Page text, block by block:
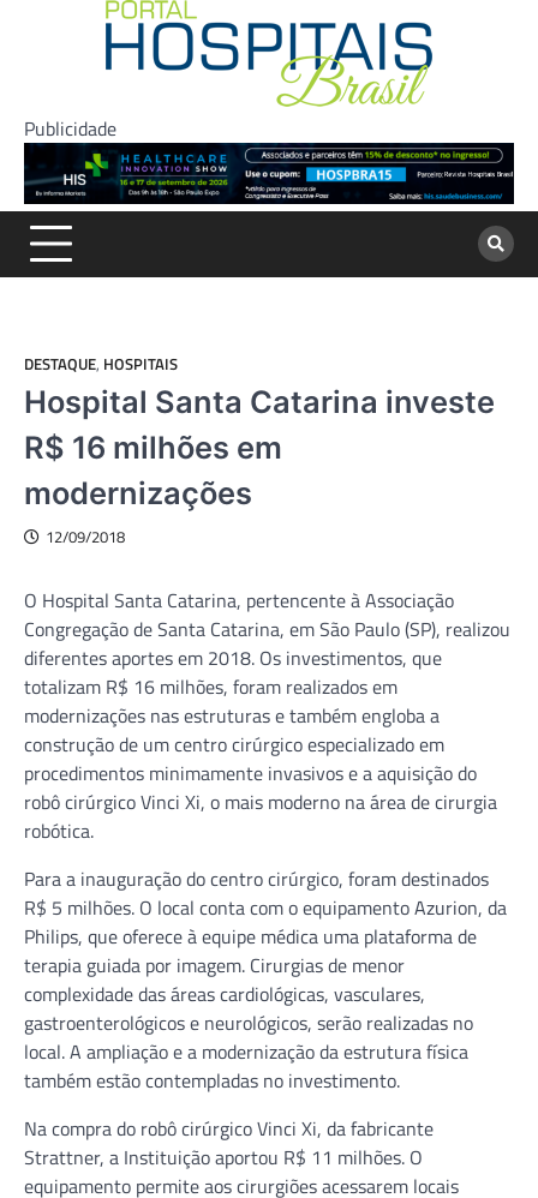
Publicidade
DESTAQUE, HOSPITAIS
Hospital Santa Catarina investe
R$ 16 milhões em
modernizações
12/09/2018
O Hospital Santa Catarina, pertencente à Associação
Congregação de Santa Catarina, em São Paulo (SP), realizou
diferentes aportes em 2018. Os investimentos, que
totalizam R$ 16 milhões, foram realizados em
modernizações nas estruturas e também engloba a
construção de um centro cirúrgico especializado em
procedimentos minimamente invasivos e a aquisição do
robô cirúrgico Vinci Xi, o mais moderno na área de cirurgia
robótica.
Para a inauguração do centro cirúrgico, foram destinados
R$ 5 milhões. O local conta com o equipamento Azurion, da
Philips, que oferece à equipe médica uma plataforma de
terapia guiada por imagem. Cirurgias de menor
complexidade das áreas cardiológicas, vasculares,
gastroenterológicos e neurológicos, serão realizadas no
local. A ampliação e a modernização da estrutura física
também estão contempladas no investimento.
Na compra do robô cirúrgico Vinci Xi, da fabricante
Strattner, a Instituição aportou R$ 11 milhões. O
equipamento permite aos cirurgiões acessarem locais